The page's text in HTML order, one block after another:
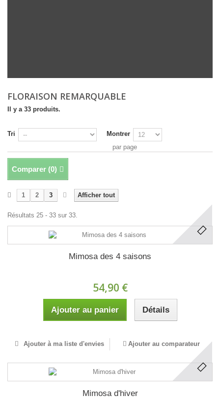
FLORAISON REMARQUABLE
Il y a 33 produits.
Tri
Montrer
par page
Comparer (0)
Afficher tout
1 2 3
Résultats 25 - 33 sur 33.
Mimosa des 4 saisons
54,90 €
Ajouter au panier Détails
Ajouter à ma liste d'envies Ajouter au comparateur
Mimosa d'hiver